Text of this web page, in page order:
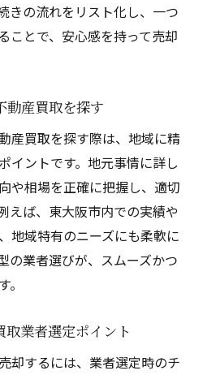
きの流れをリスト化し、一つ
ことで、安心感を持って売却
動産買取を探す
産買取を探す際は、地域に精
イントです。地元事情に詳し
や相場を正確に把握し、適切
えば、東大阪市内での実績や
地域特有のニーズにも柔軟に
の業者選びが、スムーズかつ
取業者選定ポイント
却するには、業者選定時のチ